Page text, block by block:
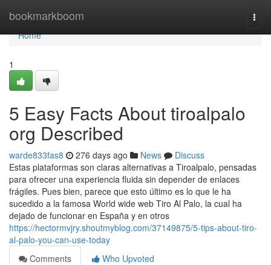
bookmarkboom
Home
Home
1
5 Easy Facts About tiroalpalo
org Described
warde833fas8 276 days ago News
Discuss
Estas plataformas son claras alternativas a Tiroalpalo, pensadas
para ofrecer una experiencia fluida sin depender de enlaces
frágiles. Pues bien, parece que esto último es lo que le ha
sucedido a la famosa World wide web Tiro Al Palo, la cual ha
dejado de funcionar en España y en otros
https://hectormvjry.shoutmyblog.com/37149875/5-tips-about-tiro-
al-palo-you-can-use-today
Comments
Who Upvoted